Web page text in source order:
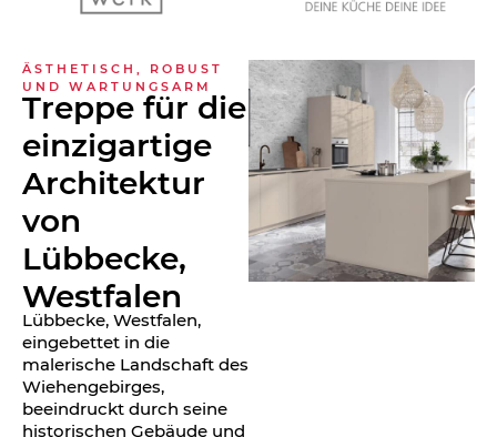
ÄSTHETISCH, ROBUST
UND WARTUNGSARM
Treppe für die
einzigartige
Architektur
von
Lübbecke,
Westfalen
Lübbecke, Westfalen,
eingebettet in die
malerische Landschaft des
Wiehengebirges,
beeindruckt durch seine
historischen Gebäude und